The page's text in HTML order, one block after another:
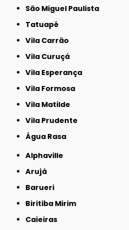
São Miguel Paulista
Tatuapé
Vila Carrão
Vila Curuçá
Vila Esperança
Vila Formosa
Vila Matilde
Vila Prudente
Água Rasa
Alphaville
Arujá
Barueri
Biritiba Mirim
Caieiras